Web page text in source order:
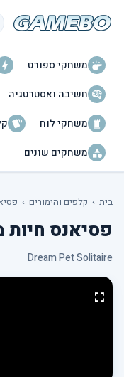
משחקי ספורט
חשיבה ואסטרטגיה
משחקי לוח
משחקים שונים
בית › קלפים והימורים ›
פסיאנס
Dream Pet Solitaire